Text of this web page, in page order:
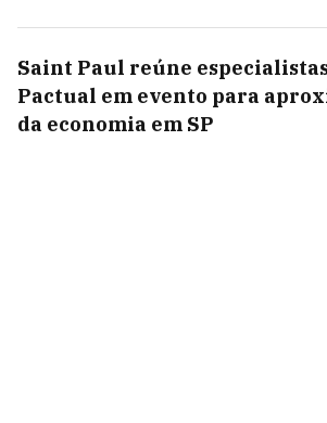
Saint Paul reúne
Pactual em evento para
da economia em SP